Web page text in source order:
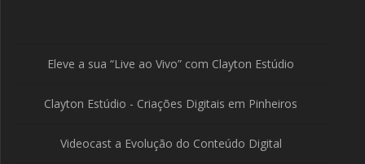
Eleve a sua “Live ao Vivo” com Clayton Estúdio
Clayton Estúdio - Criações Digitais em Pinheiros
Videocast a Evolução do Conteúdo Digital